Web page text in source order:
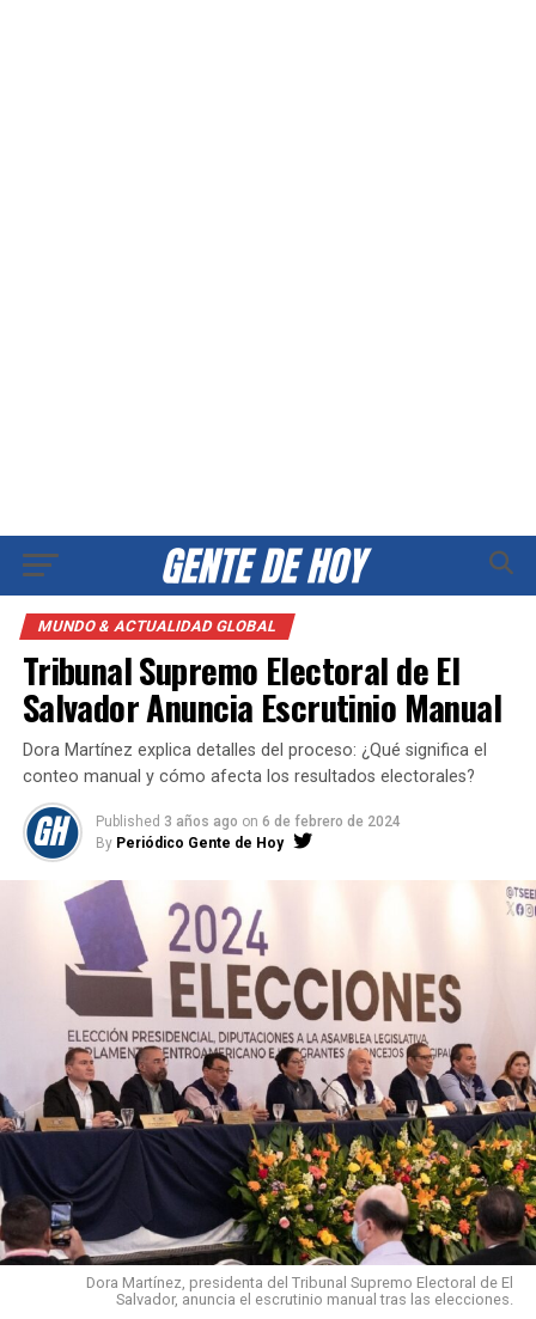
MUNDO & ACTUALIDAD GLOBAL
Tribunal Supremo Electoral de El
Salvador Anuncia Escrutinio Manual
Dora Martínez explica detalles del proceso: ¿Qué significa el
conteo manual y cómo afecta los resultados electorales?
Published 3 años ago on 6 de febrero de 2024
By Periódico Gente de Hoy
Dora Martínez, presidenta del Tribunal Supremo Electoral de El
Salvador, anuncia el escrutinio manual tras las elecciones.